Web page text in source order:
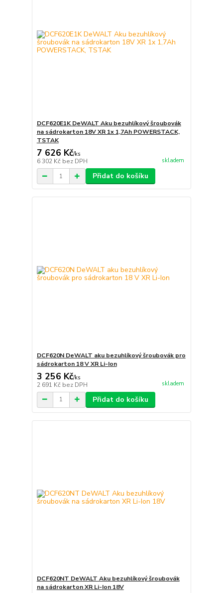
DCF620E1K DeWALT Aku bezuhlíkový šroubovák
na sádrokarton 18V XR 1x 1,7Ah POWERSTACK,
TSTAK
7 626 Kč/ks
6 302 Kč bez DPH skladem
Přidat do košíku
DCF620N DeWALT aku bezuhlíkový šroubovák pro
sádrokarton 18 V XR Li-Ion
3 256 Kč/ks
2 691 Kč bez DPH skladem
Přidat do košíku
DCF620NT DeWALT Aku bezuhlíkový šroubovák
na sádrokarton XR Li-Ion 18V